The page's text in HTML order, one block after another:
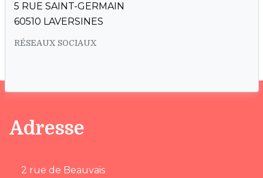
5 RUE SAINT-GERMAIN
60510 LAVERSINES
RÉSEAUX SOCIAUX
Adresse
2 rue de Beauvais